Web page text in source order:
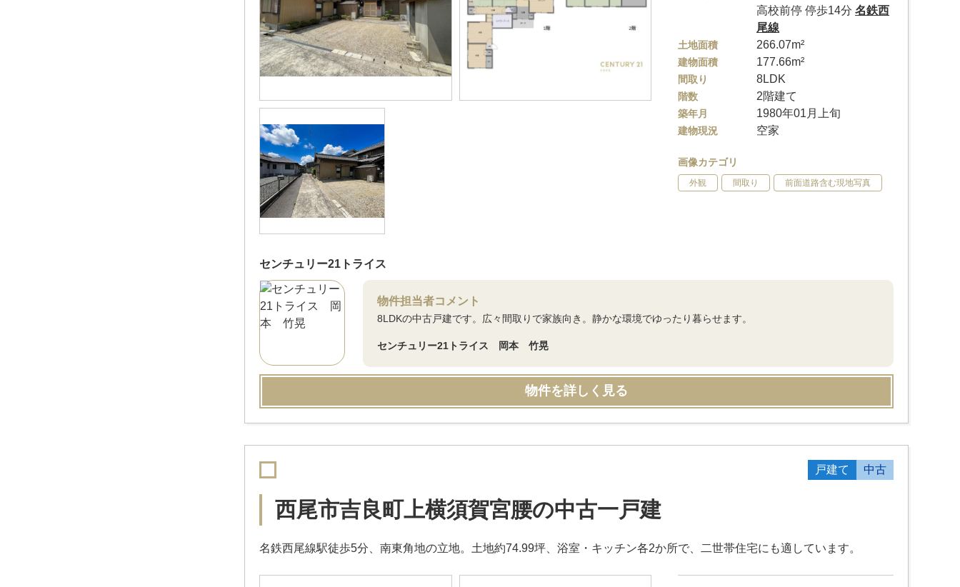
高校前停 停歩14分名鉄西
尾線
土地面積 266.07m²
建物面積 177.66m²
間取り 8LDK
階数 2階建て
築年月 1980年01月上旬
建物現況 空家
画像カテゴリ
外観 間取り 前面道路含む現地写真
センチュリー21トライス
物件担当者コメント
8LDKの中古戸建です。広々間取りで家族向き。静かな環境でゆったり暮らせます。
センチュリー21トライス 岡本 竹晃
物件を詳しく見る
戸建て 中古
西尾市吉良町上横須賀宮腰の中古一戸建
名鉄西尾線駅徒歩5分、南東角地の立地。土地約74.99坪、浴室・キッチン各2か所で、二世帯住宅にも適しています。